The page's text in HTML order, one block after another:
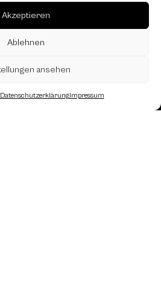
Akzeptieren
Ablehnen
ansehen
DatenschutzerklärungImpressum